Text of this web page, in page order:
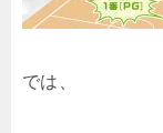
では、